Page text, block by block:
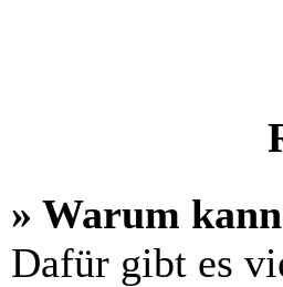
» Warum
Dafür gibt es